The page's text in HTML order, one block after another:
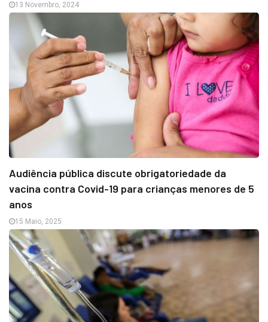
13 Novembro, 2024
Audiência pública discute obrigatoriedade da
vacina contra Covid-19 para crianças menores de 5
anos
15 Maio, 2025